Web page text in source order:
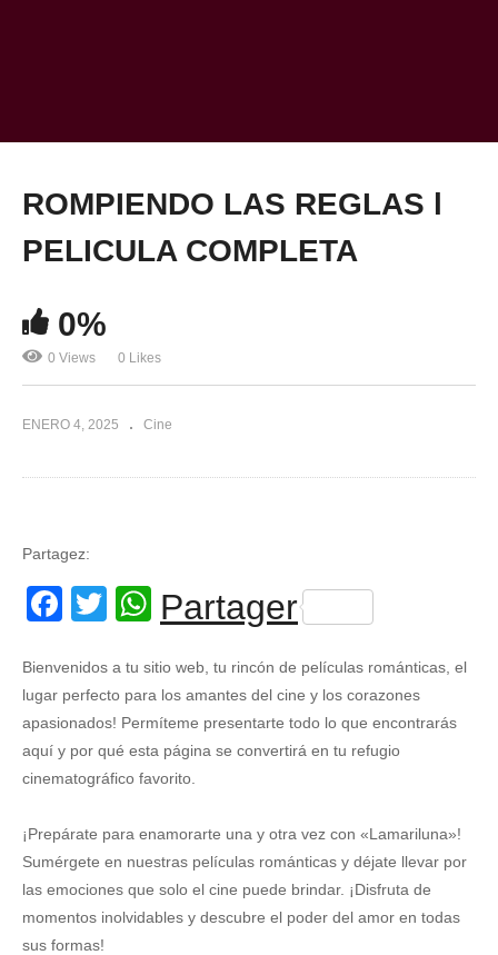
ROMPIENDO LAS REGLAS l
PELICULA COMPLETA
0%
0 Views 0 Likes
ENERO 4, 2025 Cine
Partagez:
Facebook
Twitter
WhatsApp
Partager
Bienvenidos a tu sitio web, tu rincón de películas románticas, el
lugar perfecto para los amantes del cine y los corazones
apasionados! Permíteme presentarte todo lo que encontrarás
aquí y por qué esta página se convertirá en tu refugio
cinematográfico favorito.
¡Prepárate para enamorarte una y otra vez con «Lamariluna»!
Sumérgete en nuestras películas románticas y déjate llevar por
las emociones que solo el cine puede brindar. ¡Disfruta de
momentos inolvidables y descubre el poder del amor en todas
sus formas!